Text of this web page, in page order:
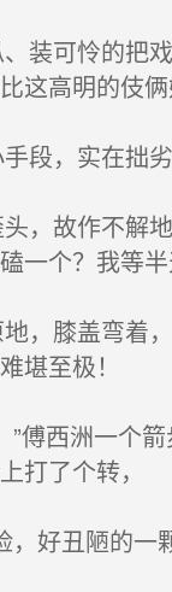
装可怜的把
这高明的伎俩
段，实在拙劣
，故作不解
一个？我等半
，膝盖弯着
堪至极！
西洲一个箭
打了个转，
好丑陋的一